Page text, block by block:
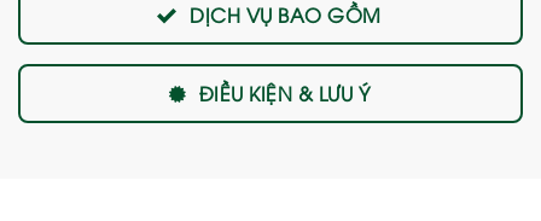
DỊCH VỤ BAO GỒM
ĐIỀU KIỆN & LƯU Ý